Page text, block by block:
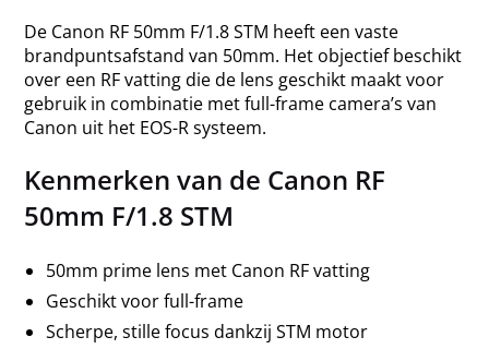
De Canon RF 50mm F/1.8 STM heeft een vaste
brandpuntsafstand van 50mm. Het objectief beschikt
over een RF vatting die de lens geschikt maakt voor
gebruik in combinatie met full-frame camera’s van
Canon uit het EOS-R systeem.
Kenmerken van de Canon RF
50mm F/1.8 STM
50mm prime lens met Canon RF vatting
Geschikt voor full-frame
Scherpe, stille focus dankzij STM motor